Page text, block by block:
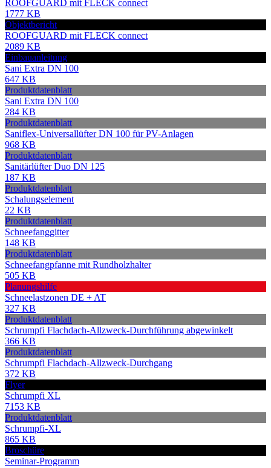
ROOFGUARD mit FLECK connect
1777 KB
Objektbericht
ROOFGUARD mit FLECK connect
2089 KB
Einbauanleitung
Sani Extra DN 100
647 KB
Produktdatenblatt
Sani Extra DN 100
284 KB
Produktdatenblatt
Saniflex-Universallüfter DN 100 für PV-Anlagen
968 KB
Produktdatenblatt
Sanitärlüfter Duo DN 125
187 KB
Produktdatenblatt
Schalungselement
22 KB
Produktdatenblatt
Schneefanggitter
148 KB
Produktdatenblatt
Schneefangpfanne mit Rundholzhalter
505 KB
Planungshilfe
Schneelastzonen DE + AT
327 KB
Produktdatenblatt
Schrumpfi Flachdach-Allzweck-Durchführung abgewinkelt
366 KB
Produktdatenblatt
Schrumpfi Flachdach-Allzweck-Durchgang
372 KB
Flyer
Schrumpfi XL
7153 KB
Produktdatenblatt
Schrumpfi-XL
865 KB
Broschüre
Seminar-Programm